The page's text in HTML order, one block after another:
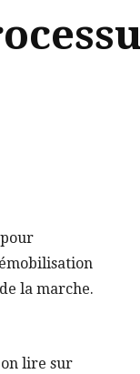
la marche.
on lire sur